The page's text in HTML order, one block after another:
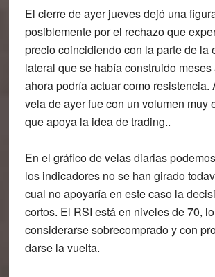
El cierre de ayer jueves dejó una
posiblemente por el rechazo que
precio coincidiendo con la parte de la
lateral que se había construido meses
ahora podría actuar como resistencia.
vela de ayer fue con un volumen muy
que apoya la idea de trading..
En el gráfico de velas diarias
los indicadores no se han girado
cual no apoyaría en este caso la
cortos. El RSI está en niveles de 70,
considerarse sobrecomprado y con
darse la vuelta.